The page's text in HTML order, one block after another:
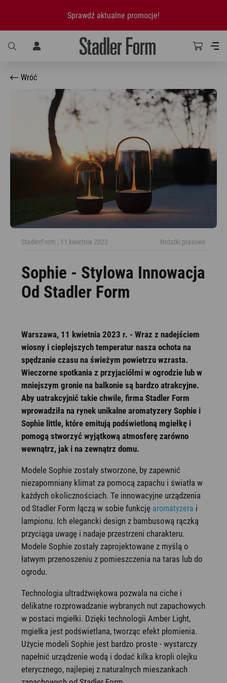
Sprawdź aktualne promocje!
Wróć
StadlerForm , 11 kwietnia 2023 Notatki prasowe
Sophie - Stylowa Innowacja
Od Stadler Form
Warszawa, 11 kwietnia 2023 r. - Wraz z nadejściem
wiosny i cieplejszych temperatur nasza ochota na
spędzanie czasu na świeżym powietrzu wzrasta.
Wieczorne spotkania z przyjaciółmi w ogrodzie lub w
mniejszym gronie na balkonie są bardzo atrakcyjne.
Aby uatrakcyjnić takie chwile, firma Stadler Form
wprowadziła na rynek unikalne aromatyzery Sophie i
Sophie little, które emitują podświetloną mgiełkę i
pomogą stworzyć wyjątkową atmosferę zarówno
wewnątrz, jak i na zewnątrz domu.
Modele Sophie zostały stworzone, by zapewnić
niezapomniany klimat za pomocą zapachu i światła w
każdych okolicznościach. Te innowacyjne urządzenia
od Stadler Form łączą w sobie funkcję aromatyzera i
lampionu. Ich elegancki design z bambusową rączką
przyciąga uwagę i nadaje przestrzeni charakteru.
Modele Sophie zostały zaprojektowane z myślą o
łatwym przenoszeniu z pomieszczenia na taras lub do
ogrodu.
Technologia ultradźwiękowa pozwala na ciche i
delikatne rozprowadzanie wybranych nut zapachowych
w postaci mgiełki. Dzięki technologii Amber Light,
mgiełka jest podświetlana, tworząc efekt płomienia.
Użycie modeli Sophie jest bardzo proste - wystarczy
napełnić urządzenie wodą i dodać kilka kropli olejku
eterycznego, najlepiej z naturalnych mieszankach